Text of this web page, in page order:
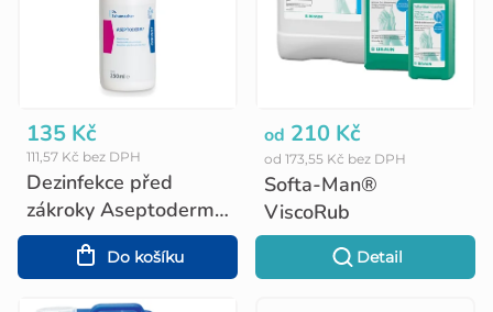
o
d
u
k
t
Dezinfekce před
zákroky Aseptoderm,
250 ml
111,57 Kč bez DPH
135 Kč
Do košíku
Softa-Man®
ViscoRub
od 173,55 Kč bez DPH
od 210 Kč
Detail